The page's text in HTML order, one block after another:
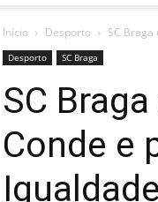
Início Desporto SC
Desporto SC Braga
SC
Conde e